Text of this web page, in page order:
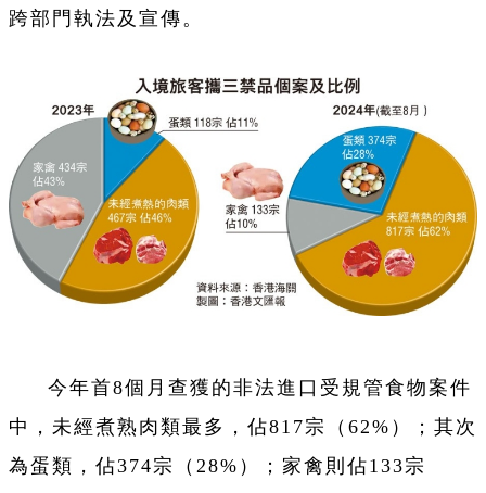
跨部門執法及宣傳。
今年首8個月查獲的非法進口受規管食物案件
中，未經煮熟肉類最多，佔817宗（62%）；其次
為蛋類，佔374宗（28%）；家禽則佔133宗